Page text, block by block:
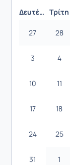
Δευτέρα Τρίτη
27 28
3 4
10 11
17 18
24 25
31 1